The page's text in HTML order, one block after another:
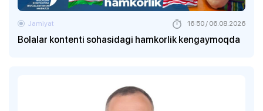
Bolalar kontenti sohasidagi hamkorlik kengaymoqda
Jamiyat 16:50 / 06.08.2026